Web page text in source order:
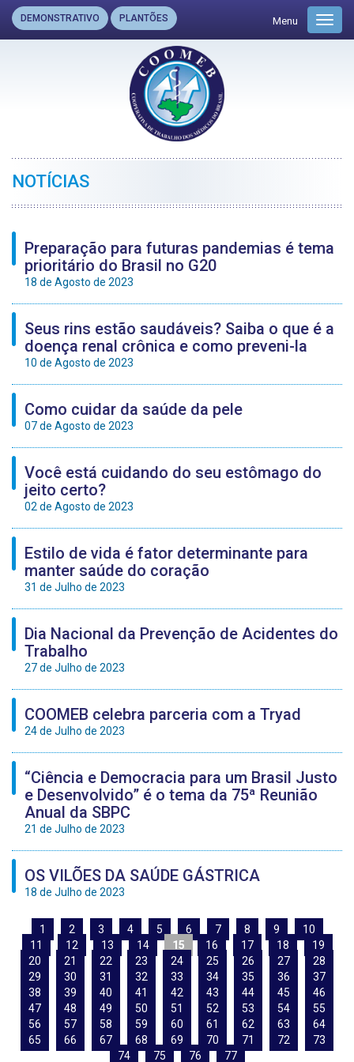
DEMONSTRATIVO PLANTÕES Menu
NOTÍCIAS
Preparação para futuras pandemias é tema
prioritário do Brasil no G20
18 de Agosto de 2023
Seus rins estão saudáveis? Saiba o que é a
doença renal crônica e como preveni-la
10 de Agosto de 2023
Como cuidar da saúde da pele
07 de Agosto de 2023
Você está cuidando do seu estômago do
jeito certo?
02 de Agosto de 2023
Estilo de vida é fator determinante para
manter saúde do coração
31 de Julho de 2023
Dia Nacional da Prevenção de Acidentes do
Trabalho
27 de Julho de 2023
COOMEB celebra parceria com a Tryad
24 de Julho de 2023
“Ciência e Democracia para um Brasil Justo
e Desenvolvido” é o tema da 75ª Reunião
Anual da SBPC
21 de Julho de 2023
OS VILÕES DA SAÚDE GÁSTRICA
18 de Julho de 2023
1 2 3 4 5 6 7 8 9
10
11
12 13 14 15 16 17 18
19
20
21 22 23 24 25 26 27
28
29
30 31 32 33 34 35 36
37
38
39 40 41 42 43 44 45
46
47
48 49 50 51 52 53 54
55
56
57 58 59 60 61 62 63
64
65
66 67 68 69 70 71 72
73
74
75 76 77